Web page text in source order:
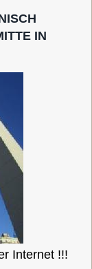
IN
Internet !!!